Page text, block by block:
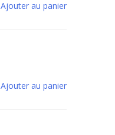
Ajouter au panier
Ajouter au panier